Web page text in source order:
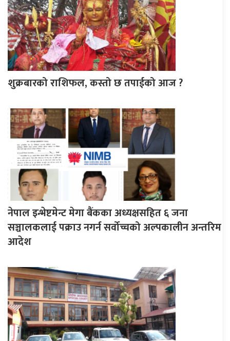
शुक्रबारको राशिफल, कस्तो छ तपाईको आज ?
नेपाल इन्भेष्टमेन्ट मेगा बैंकका अध्यक्षसहित ६ जना
सञ्चालकलाई पक्राउ नगर्न सर्वोच्चको अल्पकालीन अन्तरिम
आदेश